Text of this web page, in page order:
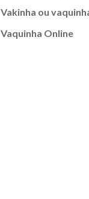
Vakinha ou
Vaquinha Online